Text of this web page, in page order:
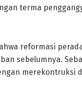
terma
reformasi
sebelumnya.
merekontruksi